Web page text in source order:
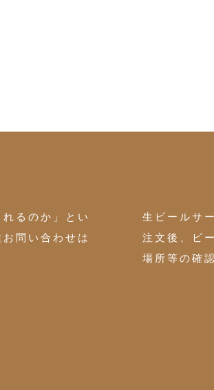
るのか」とい
問い合わせは
生ビールサ
注文後、ビ
場所等の確